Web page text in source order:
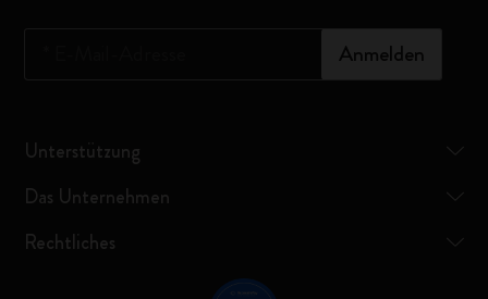
Anmelden
Unterstützung
Das Unternehmen
Rechtliches